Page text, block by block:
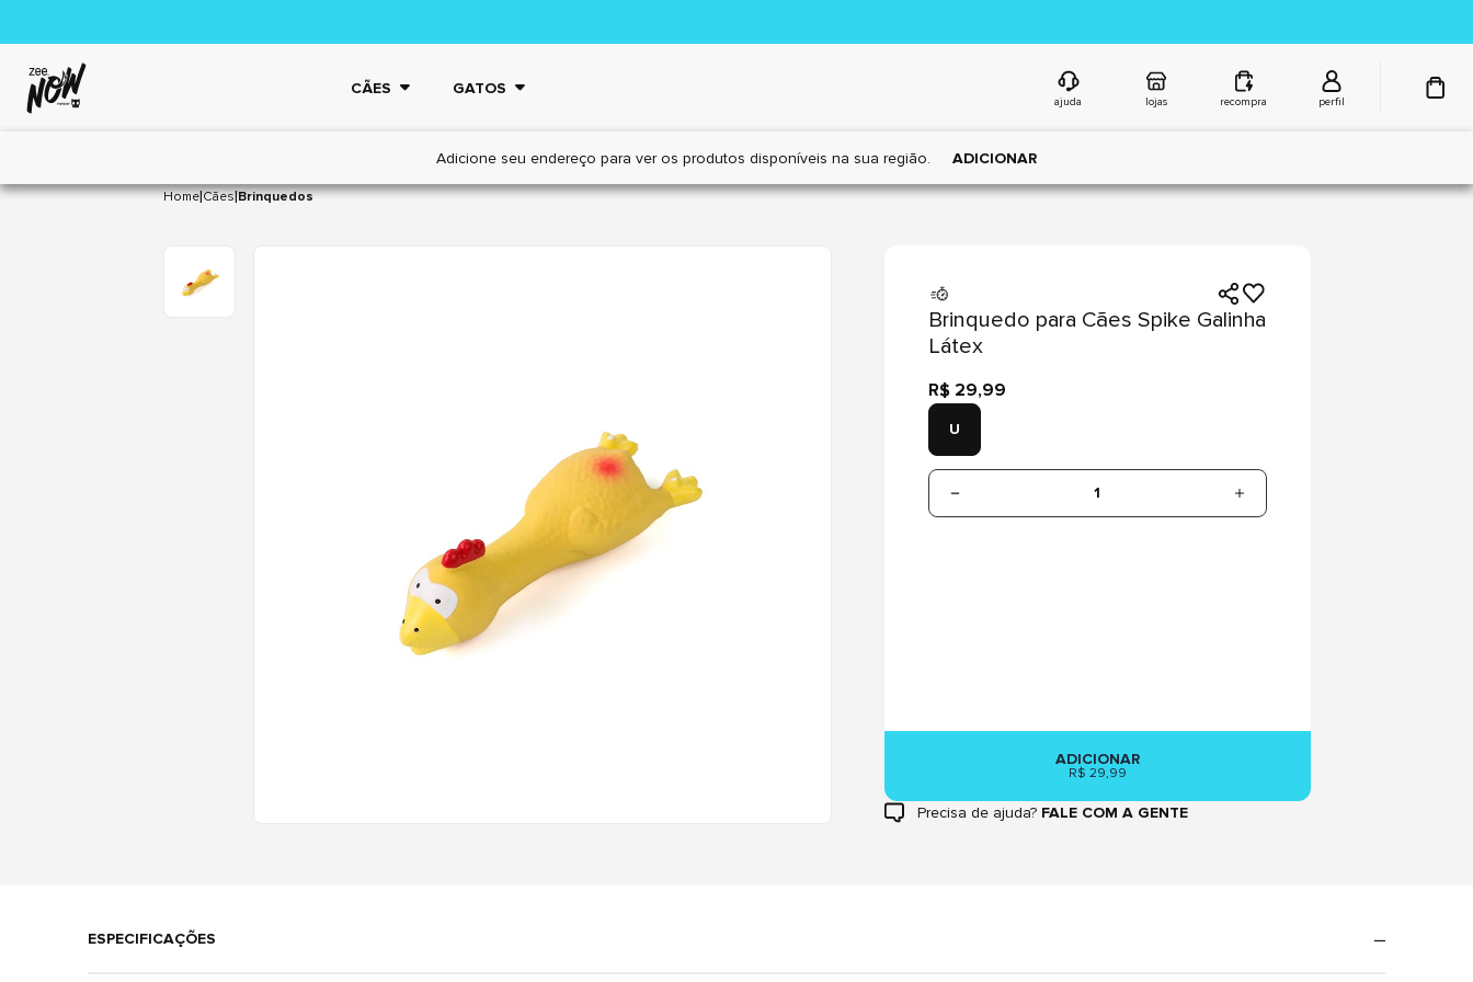
CÃES GATOS
ajuda lojas recompra perfil
Adicione seu endereço para ver os produtos disponíveis na sua região. ADICIONAR
Home|Cães|Brinquedos
Brinquedo para Cães Spike Galinha
Látex
R$ 29,99
U
1
ADICIONAR
R$ 29,99
Precisa de ajuda? FALE COM A GENTE
ESPECIFICAÇÕES